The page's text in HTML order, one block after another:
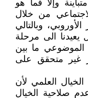
وإلا فما هو
من خلال
وبالتالي
يعيدنا الى مرحلة
ما بين
غير متحقق على
العلمي لأن
صلاحية الخيال